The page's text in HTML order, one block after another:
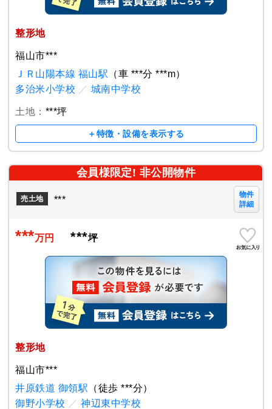
整形地
福山市***
ＪＲ山陽本線 福山駅 （車 ***分 ***m）
多治米小学校 ／ 城南中学校
土地： ***坪
＋特徴・設備を表示する
会員様限定! 非公開物件
売土地 ***
物件
詳細
***万円 ***坪
整形地
福山市***
井原鉄道 御領駅 （徒歩 ***分）
御野小学校 ／ 神辺東中学校